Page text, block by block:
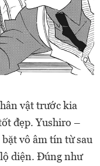
vật trước kia
đẹp. Yushiro –
vô âm tín từ sau
diện. Đúng như